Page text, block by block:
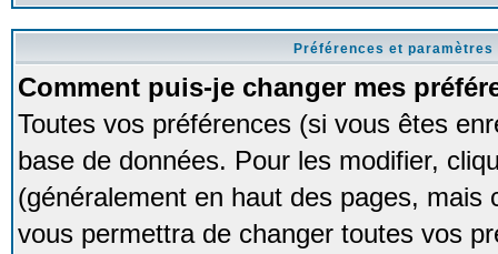
Préférences et
Comment puis-je changer mes
Toutes vos préférences (si vous êtes
base de données. Pour les modifier,
(généralement en haut des pages,
vous permettra de changer toutes vos